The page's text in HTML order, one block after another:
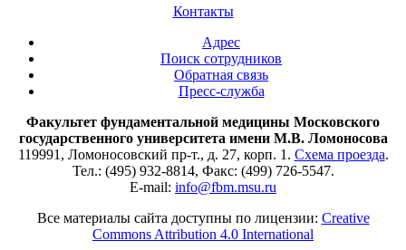
Контакты
Адрес
Поиск сотрудников
Обратная связь
Пресс-служба
Факультет фундаментальной медицины Московского
государственного университета имени М.В. Ломоносова
119991, Ломоносовский пр-т., д. 27, корп. 1. Схема проезда.
Тел.: (495) 932-8814, Факс: (499) 726-5547.
E-mail: info@fbm.msu.ru
Все материалы сайта доступны по лицензии: Creative
Commons Attribution 4.0 International